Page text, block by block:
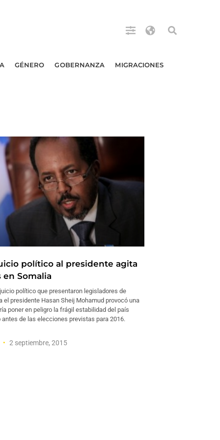
GÉNERO GOBERNANZA MIGRACIONES
político al presidente agita
en Somalia
político que presentaron legisladores de
el presidente Hasan Sheij Mohamud provocó una
poner en peligro la frágil estabilidad del país
de las elecciones previstas para 2016.
2 septiembre, 2015